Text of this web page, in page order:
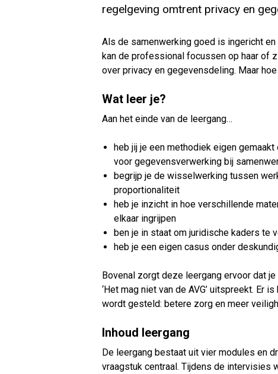
regelgeving omtrent privacy en
Als de samenwerking goed is ingericht
kan de professional focussen op haar of
over privacy en gegevensdeling. Maar
Wat leer je?
Aan het einde van de leergang…
heb jij je een methodiek eigen
voor gegevensverwerking bij
begrijp je de wisselwerking tussen
proportionaliteit
heb je inzicht in hoe verschillende
elkaar ingrijpen
ben je in staat om juridische kaders te
heb je een eigen casus onder
Bovenal zorgt deze leergang ervoor dat
‘Het mag niet van de AVG’ uitspreekt. Er
wordt gesteld: betere zorg en meer
Inhoud leergang
De leergang bestaat uit vier modules en
vraagstuk centraal. Tijdens de intervisies